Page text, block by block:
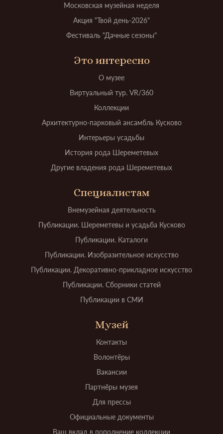
Московская музейная неделя
Акция "Твой день-2026"
Фестиваль "Дачные сезоны"
Это интересно
О музее
Виртуальный тур. VR/360
Коллекции
Архитектурно-парковый ансамбль Кусково
Интерьеры усадьбы
История рода Шереметевых
Другие владения рода Шереметевых
Специалистам
Внемузейная деятельность
Публикации. Шереметевы и усадьба Кусково
Публикации. Каталоги
Публикации. Изобразительное искусство
Публикации. Декоративно-прикладное искусство
Публикации. Сборники статей
Публикации в СМИ
Музей
Контакты
Волонтёры
Вакансии
Партнёры музея
Для прессы
Официальные документы
Ваш вклад в пополнение коллекции